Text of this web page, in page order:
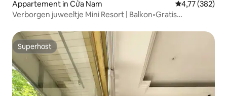
Appartement in Cửa Nam Gemiddelde
4,77 (382)
Verborgen juweeltje Mini Resort | Balkon•Gratis
Superhost
Superhost